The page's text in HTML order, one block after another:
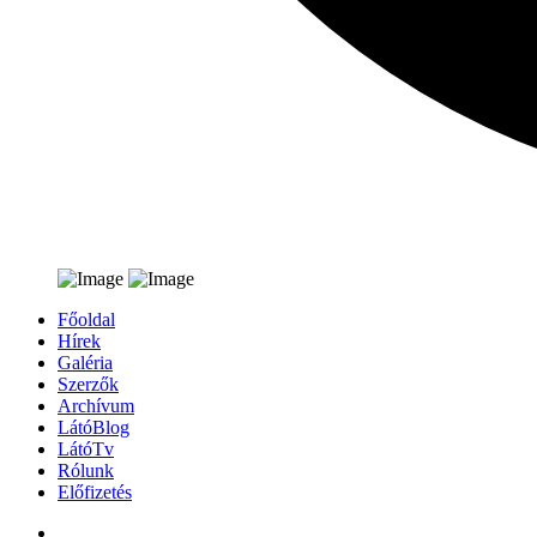
Főoldal
Hírek
Galéria
Szerzők
Archívum
LátóBlog
LátóTv
Rólunk
Előfizetés